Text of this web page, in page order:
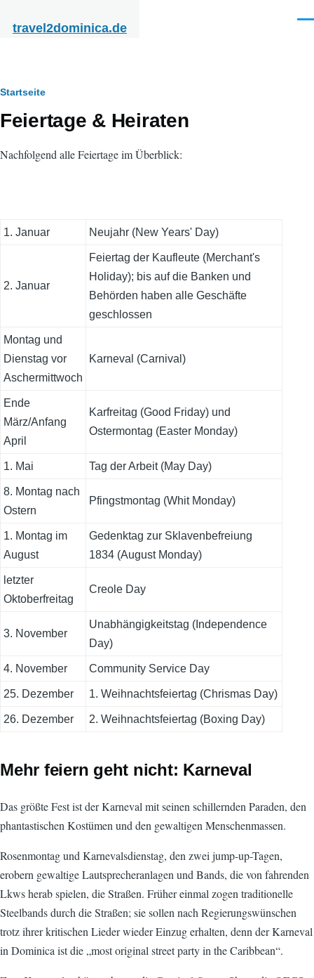
travel2dominica.de
Pfadnavigation
Startseite
Feiertage & Heiraten
Nachfolgend alle Feiertage im Überblick:
1. Januar Neujahr (New Years' Day)
2. Januar
Feiertag der Kaufleute (Merchant's
Holiday); bis auf die Banken und
Behörden haben alle Geschäfte
geschlossen
Montag und
Dienstag vor
Aschermittwoch
Karneval (Carnival)
Ende
März/Anfang
April
Karfreitag (Good Friday) und
Ostermontag (Easter Monday)
1. Mai Tag der Arbeit (May Day)
8. Montag nach
Ostern
Pfingstmontag (Whit Monday)
1. Montag im
August
Gedenktag zur Sklavenbefreiung
1834 (August Monday)
letzter
Oktoberfreitag
Creole Day
3. November
Unabhängigkeitstag (Independence
Day)
4. November Community Service Day
25. Dezember 1. Weihnachtsfeiertag (Chrismas Day)
26. Dezember 2. Weihnachtsfeiertag (Boxing Day)
Mehr feiern geht nicht: Karneval
Das größte Fest ist der Karneval mit seinen schillernden Paraden, den
phantastischen Kostümen und den gewaltigen Menschenmassen.
Rosenmontag und Karnevalsdienstag, den zwei jump-up-Tagen,
erobern gewaltige Lautsprecheranlagen und Bands, die von fahrenden
Lkws herab spielen, die Straßen. Früher einmal zogen traditionelle
Steelbands durch die Straßen; sie sollen nach Regierungswünschen
trotz ihrer kritischen Lieder wieder Einzug erhalten, denn der Karneval
in Dominica ist die „most original street party in the Caribbean“.